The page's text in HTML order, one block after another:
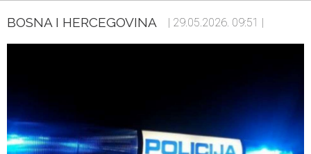
BOSNA I HERCEGOVINA | 29.05.2026. 09:51 |